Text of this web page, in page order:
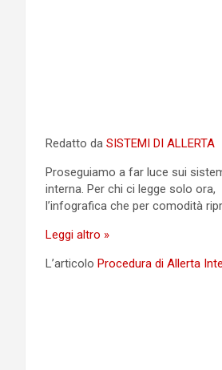
Redatto da SISTEMI DI ALLERTA
Proseguiamo a far luce sui
interna. Per chi ci legge solo
l’infografica che per comodità
Procedura
Allerta
Leggi altro »
L’articolo Procedura di Allerta